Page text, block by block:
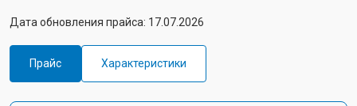
Дата обновления прайса: 17.07.2026
Прайс Характеристики